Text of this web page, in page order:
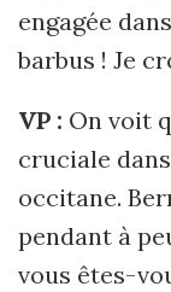
engagée
barbus ! Je
VP : On voit
cruciale
occitane.
pendant à
vous êtes-